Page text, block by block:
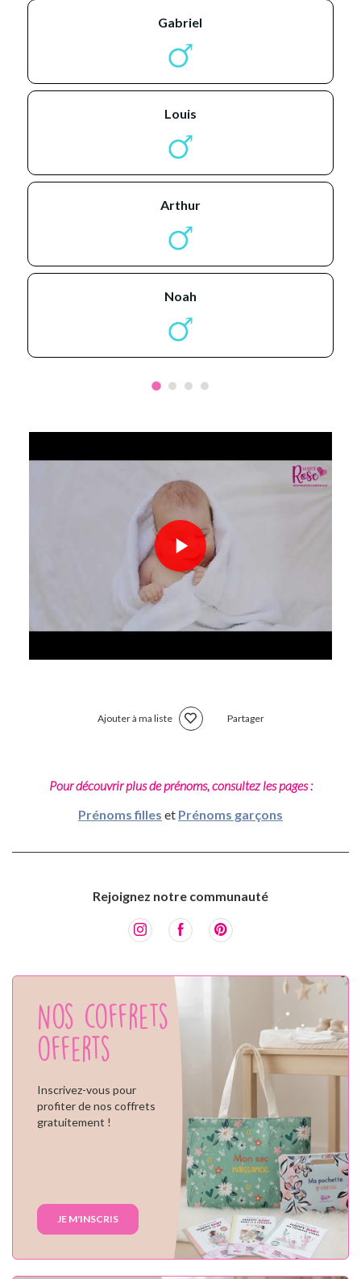
gabriel
louis
arthur
noah
Ajouter à ma liste Partager
Pour découvrir plus de prénoms, consultez les pages :
Prénoms filles et Prénoms garçons
Rejoignez notre communauté
Nos coffrets
offerts
Inscrivez-vous pour
profiter de nos coffrets
gratuitement !
JE M'INSCRIS